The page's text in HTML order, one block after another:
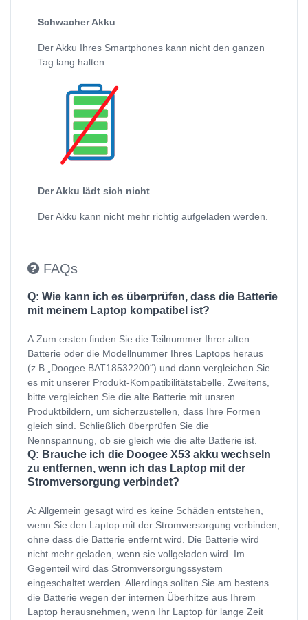
Schwacher Akku
Der Akku Ihres Smartphones kann nicht den ganzen
Tag lang halten.
Der Akku lädt sich nicht
Der Akku kann nicht mehr richtig aufgeladen werden.
FAQs
Q: Wie kann ich es überprüfen, dass die Batterie
mit meinem Laptop kompatibel ist?
A:Zum ersten finden Sie die Teilnummer Ihrer alten
Batterie oder die Modellnummer Ihres Laptops heraus
(z.B „Doogee BAT18532200“) und dann vergleichen Sie
es mit unserer Produkt-Kompatibilitätstabelle. Zweitens,
bitte vergleichen Sie die alte Batterie mit unsren
Produktbildern, um sicherzustellen, dass Ihre Formen
gleich sind. Schließlich überprüfen Sie die
Nennspannung, ob sie gleich wie die alte Batterie ist.
Q: Brauche ich die Doogee X53 akku wechseln
zu entfernen, wenn ich das Laptop mit der
Stromversorgung verbindet?
A: Allgemein gesagt wird es keine Schäden entstehen,
wenn Sie den Laptop mit der Stromversorgung verbinden,
ohne dass die Batterie entfernt wird. Die Batterie wird
nicht mehr geladen, wenn sie vollgeladen wird. Im
Gegenteil wird das Stromversorgungssystem
eingeschaltet werden. Allerdings sollten Sie am bestens
die Batterie wegen der internen Überhitze aus Ihrem
Laptop herausnehmen, wenn Ihr Laptop für lange Zeit